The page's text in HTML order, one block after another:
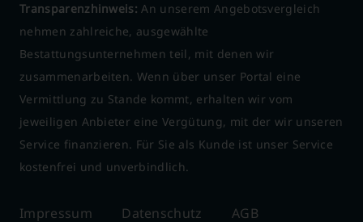
Transparenzhinweis: An unserem Angebotsvergleich
nehmen zahlreiche, ausgewählte
Bestattungsunternehmen teil, mit denen wir
zusammenarbeiten. Wenn über unser Portal eine
Vermittlung zu Stande kommt, erhalten wir vom
jeweiligen Anbieter eine Vergütung, mit der wir unseren
Service finanzieren. Für Sie als Kunde ist unser Service
kostenfrei und unverbindlich.
Impressum Datenschutz AGB